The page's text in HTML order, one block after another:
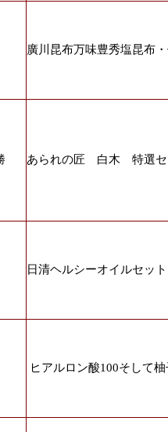
廣川昆布万味豊秀塩昆布
あられの匠 白木 特選セ
日清ヘルシーオイルセッ
ヒアルロン酸100そして